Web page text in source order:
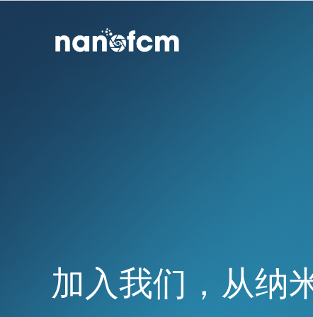
加入我们，